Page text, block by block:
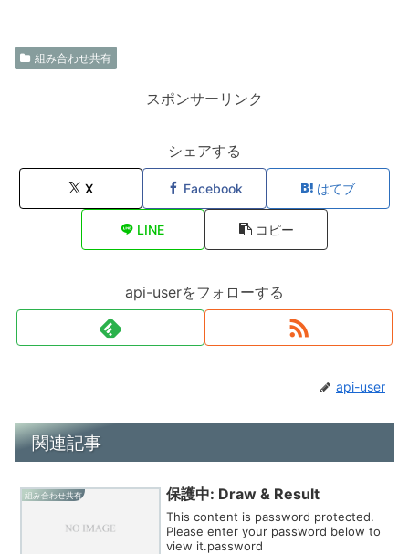
組み合わせ共有
スポンサーリンク
シェアする
X Facebook はてブ
LINE コピー
api-userをフォローする
api-user
関連記事
組み合わせ共有 保護中: Draw & Result
This content is password protected.
Please enter your password below to
view it.password